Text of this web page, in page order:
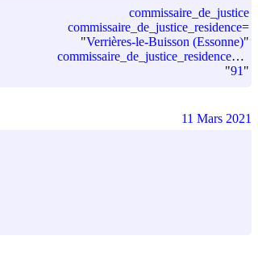
commissaire_de_justice
commissaire_de_justice_residence=
"Verrières-le-Buisson (Essonne)"
commissaire_de_justice_residence_departement_code
"91 "
11 Mars 2021